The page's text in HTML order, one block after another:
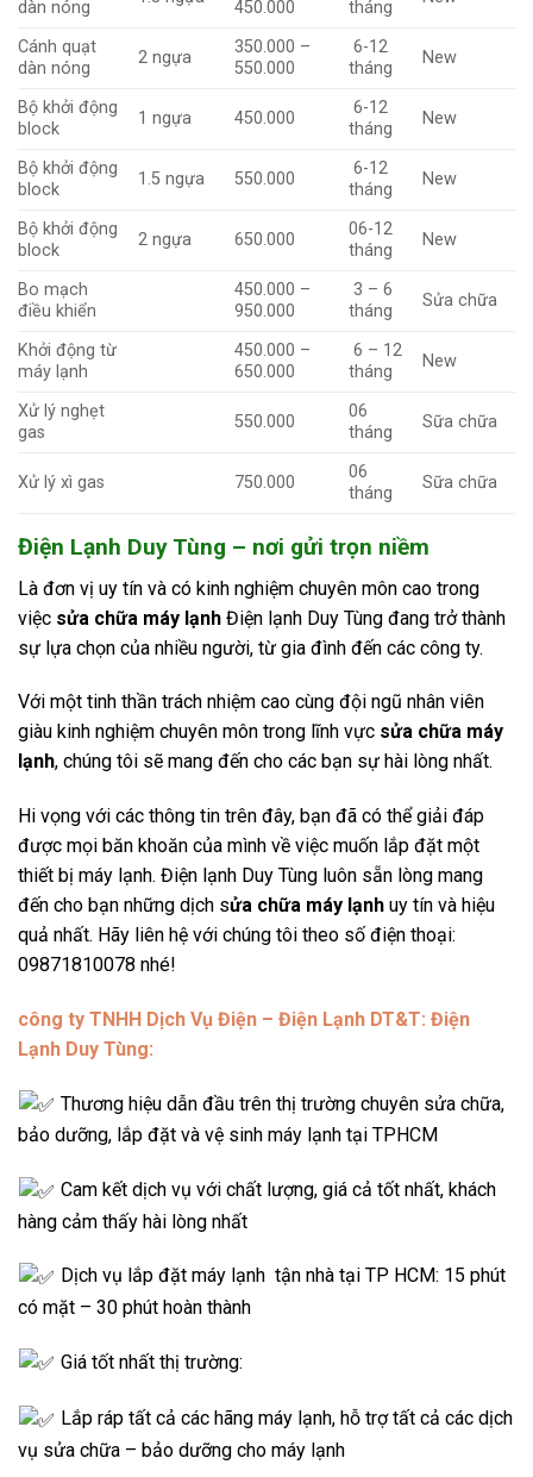
dàn nóng 450.000 tháng
Cánh quạt
dàn nóng
2 ngựa
350.000 –
550.000
6-12
tháng
New
Bộ khởi động
block
1 ngựa 450.000
6-12
tháng
New
Bộ khởi động
block
1.5 ngựa 550.000
6-12
tháng
New
Bộ khởi động
block
2 ngựa 650.000
06-12
tháng
New
Bo mạch
điều khiển
450.000 –
950.000
3 – 6
tháng
Sửa chữa
Khởi động từ
máy lạnh
450.000 –
650.000
6 – 12
tháng
New
Xử lý nghẹt
gas
550.000
06
tháng
Sữa chữa
Xử lý xì gas 750.000
06
tháng
Sữa chữa
Điện Lạnh Duy Tùng – nơi gửi trọn niềm
Là đơn vị uy tín và có kinh nghiệm chuyên môn cao trong
việc sửa chữa máy lạnh Điện lạnh Duy Tùng đang trở thành
sự lựa chọn của nhiều người, từ gia đình đến các công ty.
Với một tinh thần trách nhiệm cao cùng đội ngũ nhân viên
giàu kinh nghiệm chuyên môn trong lĩnh vực sửa chữa máy
lạnh, chúng tôi sẽ mang đến cho các bạn sự hài lòng nhất.
Hi vọng với các thông tin trên đây, bạn đã có thể giải đáp
được mọi băn khoăn của mình về việc muốn lắp đặt một
thiết bị máy lạnh. Điện lạnh Duy Tùng luôn sẵn lòng mang
đến cho bạn những dịch sửa chữa máy lạnh uy tín và hiệu
quả nhất. Hãy liên hệ với chúng tôi theo số điện thoại:
09871810078 nhé!
công ty TNHH Dịch Vụ Điện – Điện Lạnh DT&T: Điện
Lạnh Duy Tùng:
Thương hiệu dẫn đầu trên thị trường chuyên sửa chữa,
bảo dưỡng, lắp đặt và vệ sinh máy lạnh tại TPHCM
Cam kết dịch vụ với chất lượng, giá cả tốt nhất, khách
hàng cảm thấy hài lòng nhất
Dịch vụ lắp đặt máy lạnh tận nhà tại TP HCM: 15 phút
có mặt – 30 phút hoàn thành
Giá tốt nhất thị trường:
Lắp ráp tất cả các hãng máy lạnh, hỗ trợ tất cả các dịch
vụ sửa chữa – bảo dưỡng cho máy lạnh